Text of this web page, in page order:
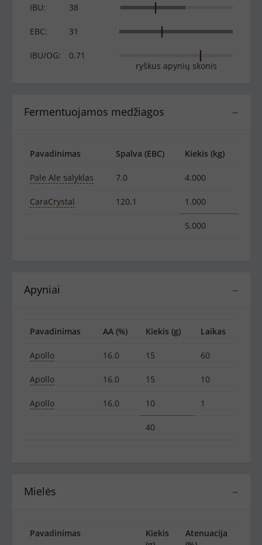
IBU: 38
EBC: 31
IBU/OG:
0.71
ryškus apynių skonis
−
Fermentuojamos medžiagos
Pavadinimas Spalva (EBC) Kiekis (kg)
Pale Ale salyklas 7.0 4.000
CaraCrystal 120.1 1.000
5.000
−
Apyniai
Pavadinimas AA (%) Kiekis (g) Laikas
Apollo 16.0 15 60
Apollo 16.0 15 10
Apollo 16.0 10 1
40
−
Mielės
Pavadinimas
Kiekis
Atenuacija